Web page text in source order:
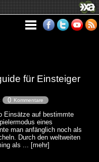
für Einsteiger
0 Kommentare
Einsätze auf bestimmte
eines
man anfänglich noch als
Durch den weltweiten
als ... [mehr]